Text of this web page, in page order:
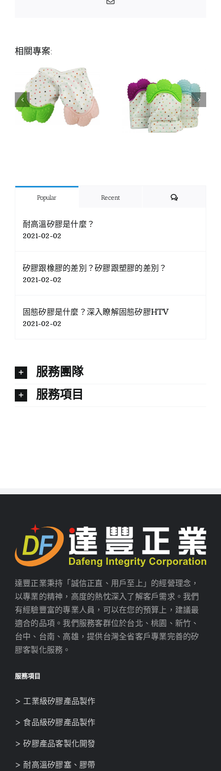
相關專案:
Popular Recent Comments
耐高溫矽膠是什麼？
2021-02-02
矽膠跟橡膠的差別？矽膠跟塑膠的差別？
2021-02-02
固態矽膠是什麼？深入瞭解固態矽膠HTV
2021-02-02
服務團隊
服務項目
達豐正業秉持「誠信正直、用戶至上」的經營理念，
以專業的精神，高度的熱忱深入了解客戶需求。我們
有經驗豐富的專業人員，可以在您的預算上，建議最
適合的品項。我們服務客群位於台北、桃園、新竹、
台中、台南、高雄，提供台灣全省客戶專業完善的矽
膠客製化服務。
服務項目
> 工業級矽膠產品製作
> 食品級矽膠產品製作
> 矽膠產品客製化開發
> 耐高溫矽膠塞、膠帶